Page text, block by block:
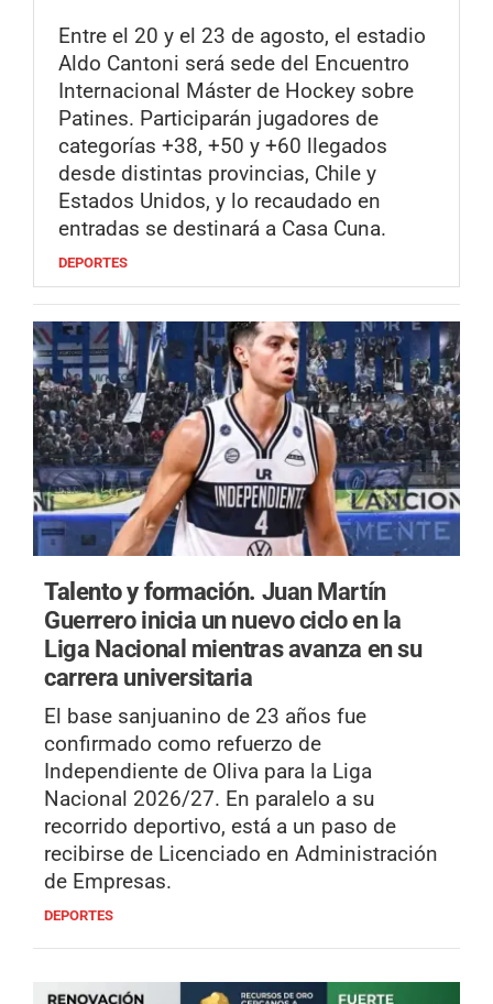
Entre el 20 y el 23 de agosto, el estadio
Aldo Cantoni será sede del Encuentro
Internacional Máster de Hockey sobre
Patines. Participarán jugadores de
categorías +38, +50 y +60 llegados
desde distintas provincias, Chile y
Estados Unidos, y lo recaudado en
entradas se destinará a Casa Cuna.
DEPORTES
Talento y formación. Juan Martín
Guerrero inicia un nuevo ciclo en la
Liga Nacional mientras avanza en su
carrera universitaria
El base sanjuanino de 23 años fue
confirmado como refuerzo de
Independiente de Oliva para la Liga
Nacional 2026/27. En paralelo a su
recorrido deportivo, está a un paso de
recibirse de Licenciado en Administración
de Empresas.
DEPORTES